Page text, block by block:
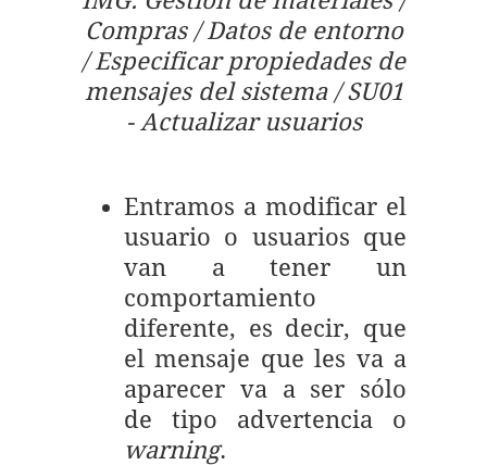
Compras / Datos de entorno
/ Especificar propiedades de
mensajes del sistema / SU01
- Actualizar usuarios
Entramos a modificar el
usuario o usuarios que
van a tener un
comportamiento
diferente, es decir, que
el mensaje que les va a
aparecer va a ser sólo
de tipo advertencia o
warning.